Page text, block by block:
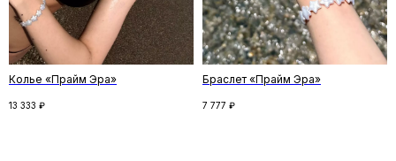
Колье «Прайм Эра»
13 333 ₽
Браслет «Прайм Эра»
7 777 ₽
ПОДПИСАТЬСЯ
Нажимая кнопку «Подписаться», вы соглашаетесь
сполитикой конфиденциальности